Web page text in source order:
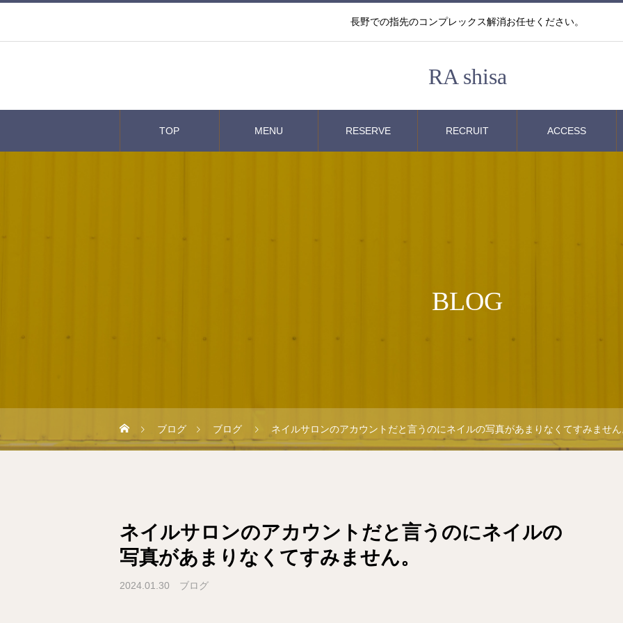
長野での指先のコンプレックス解消お任せください。
RA shisa
TOP MENU RESERVE RECRUIT ACCESS
BLOG
ブログ ブログ ネイルサロンのアカウントだと言うのにネイルの写真があまりなくてすみませ
ネイルサロンのアカウントだと言うのにネイルの
写真があまりなくてすみません。
2024.01.30 ブログ